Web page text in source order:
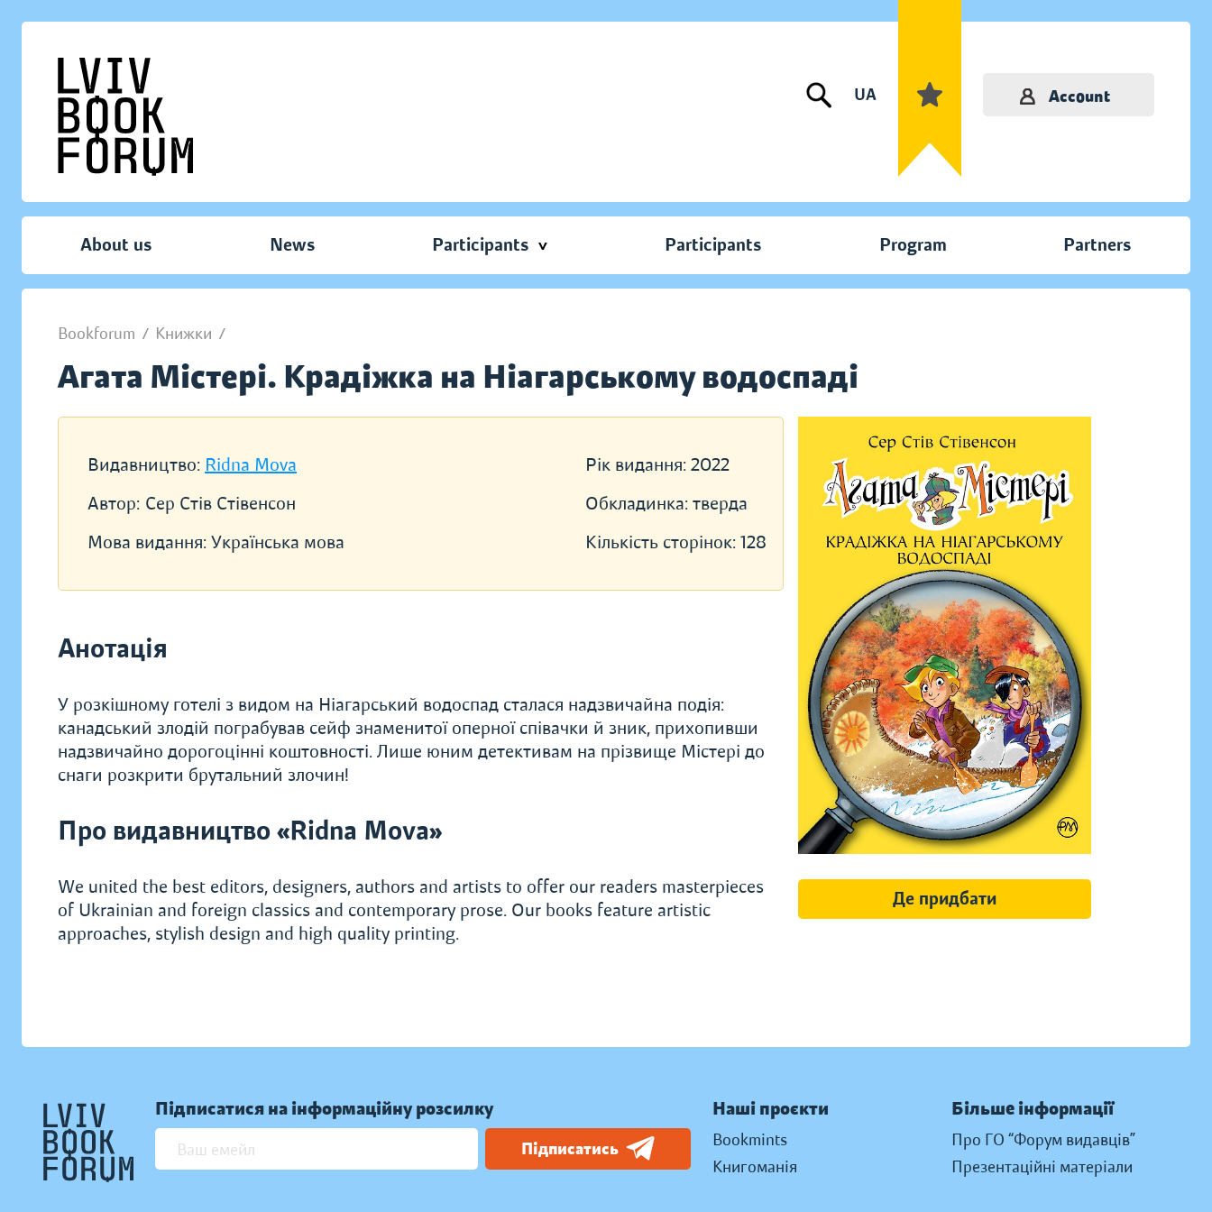
UA Account
About us News Participants Participants Program Partners
Bookforum / Книжки /
Агата Містері. Крадіжка на Ніагарському водоспаді
Видавництво: Ridna Mova
Автор: Сер Стів Стівенсон
Мова видання: Українська мова
Рік видання: 2022
Обкладинка: тверда
Кількість сторінок: 128
Анотація
У розкішному готелі з видом на Ніагарський водоспад сталася надзвичайна подія:
канадський злодій пограбував сейф знаменитої оперної співачки й зник, прихопивши
надзвичайно дорогоцінні коштовності. Лише юним детективам на прізвище Містері до
снаги розкрити брутальний злочин!
Про видавництво «Ridna Mova»
We united the best editors, designers, authors and artists to offer our readers masterpieces
of Ukrainian and foreign classics and contemporary prose. Our books feature artistic
approaches, stylish design and high quality printing.
Де придбати
Підписатися на інформаційну розсилку
Підписатись
Наші проєкти
Bookmints
Книгоманія
Більше інформації
Про ГО “Форум видавців”
Презентаційні матеріали